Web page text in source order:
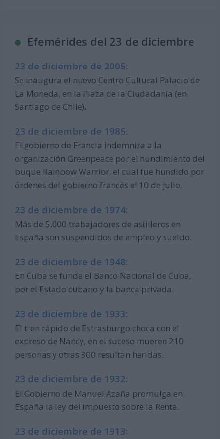
Efemérides del 23 de diciembre
23 de diciembre de 2005:
Se inaugura el nuevo Centro Cultural Palacio de
La Moneda, en la Plaza de la Ciudadanía (en
Santiago de Chile).
23 de diciembre de 1985:
El gobierno de Francia indemniza a la
organización Greenpeace por el hundimiento del
buque Rainbow Warrior, el cual fue hundido por
órdenes del gobierno francés el 10 de julio.
23 de diciembre de 1974:
Más de 5.000 trabajadores de astilleros en
España son suspendidos de empleo y sueldo.
23 de diciembre de 1948:
En Cuba se funda el Banco Nacional de Cuba,
por el Estado cubano y la banca privada.
23 de diciembre de 1933:
El tren rápido de Estrasburgo choca con el
expreso de Nancy, en el suceso mueren 210
personas y otras 300 resultan heridas.
23 de diciembre de 1932:
El Gobierno de Manuel Azaña promulga en
España la ley del Impuesto sobre la Renta.
23 de diciembre de 1913: